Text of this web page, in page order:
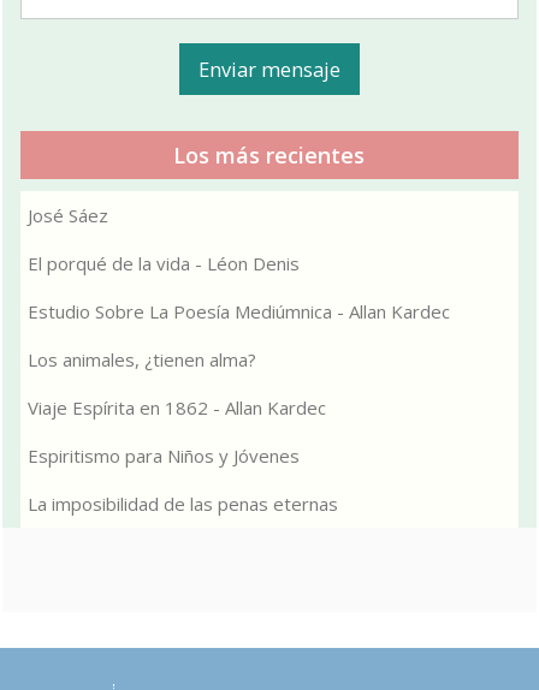
Los más recientes
José Sáez
El porqué de la vida - Léon Denis
Estudio Sobre La Poesía Mediúmnica - Allan Kardec
Los animales, ¿tienen alma?
Viaje Espírita en 1862 - Allan Kardec
Espiritismo para Niños y Jóvenes
La imposibilidad de las penas eternas